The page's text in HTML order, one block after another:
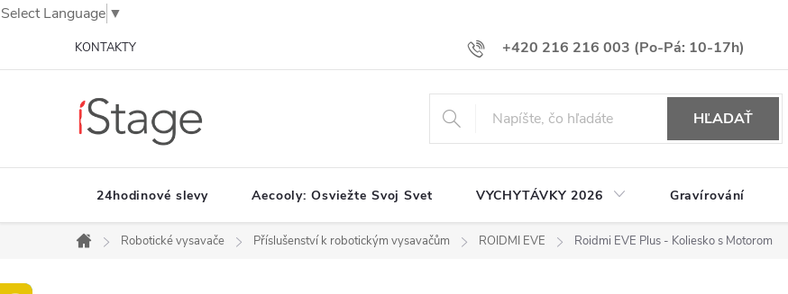
Select Language ▼
+420 216 216 003
KONTAKTY
HĽADAŤ
24hodinové slevy Aecooly: Osviežte Svoj Svet VYCHYTÁVKY 2026 Gravírování
Domov
Robotické vysavače Příslušenství k robotickým vysavačům ROIDMI EVE Roidmi EVE Plus - Koliesko s Motorom